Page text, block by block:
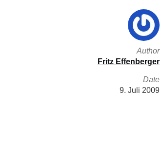
Author
Fritz Effenberger
Date
9. Juli 2009